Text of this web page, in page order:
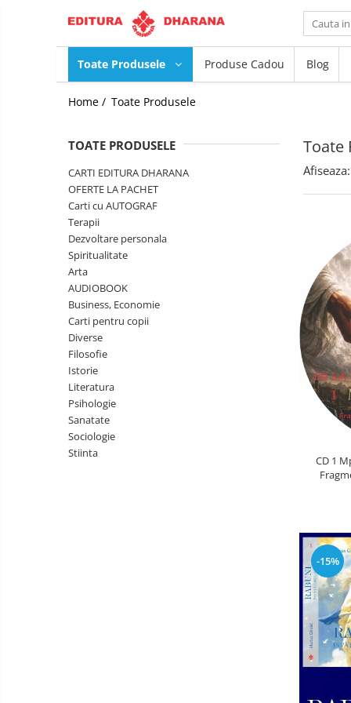
Toate Produsele
CARTI EDITURA DHARANA
OFERTE LA PACHET
Dietoterapie
Dezvoltare
personala
Spiritualitate
AUDIOBOOK
Business, Economie
Carti pentru copii
Toate Produsele Produse Cadou Blog
Home / Toate Produsele
Toate
TOATE PRODUSELE
CARTI EDITURA DHARANA
OFERTE LA PACHET
Carti cu AUTOGRAF
Terapii
Dezvoltare personala
Spiritualitate
Arta
AUDIOBOOK
Business, Economie
Carti pentru copii
Diverse
Filosofie
Istorie
Literatura
Psihologie
Sanatate
Sociologie
Stiinta
Afiseaza:
CD 1
-15%